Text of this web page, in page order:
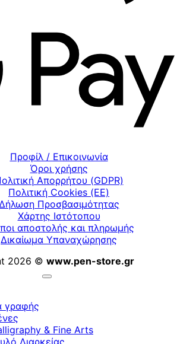
Προφίλ / Επικοινωνία
Όροι χρήσης
Απορρήτου (GDPR)
Πολιτική Cookies (ΕΕ)
Δήλωση Προσβασιμότητας
Χάρτης Ιστότοπου
αποστολής και πληρωμής
Δικαίωμα Υπαναχώρησης
2026 © www.pen-store.gr
γραφής
& Fine Arts
Διαρκείας